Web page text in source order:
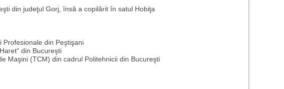
din judeţul Gorj, însă a copilărit în satul Hobiţa
din Peştişani
din Bucureşti
Maşini (TCM) din cadrul Politehnicii din Bucureşti